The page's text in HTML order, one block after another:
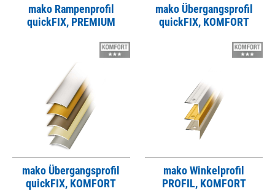
mako Rampenprofil
quickFIX, PREMIUM
mako Übergangsprofil
quickFIX, KOMFORT
mako Übergangsprofil
quickFIX, KOMFORT
mako Winkelprofil
PROFIL, KOMFORT